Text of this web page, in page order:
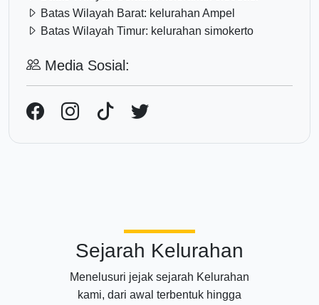
Batas Wilayah Barat: kelurahan Ampel
Batas Wilayah Timur: kelurahan simokerto
Media Sosial:
Sejarah Kelurahan
Menelusuri jejak sejarah Kelurahan
kami, dari awal terbentuk hingga